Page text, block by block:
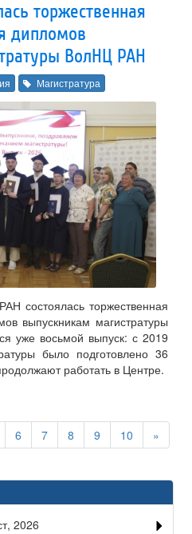
торжественная
дипломов
ВолНЦ РАН
Магистратура
состоялась торжественная
выпускникам магистратуры
уже восьмой выпуск: с 2019
было подготовлено 36
работать в Центре.
6 7 8 9 10 »
2026